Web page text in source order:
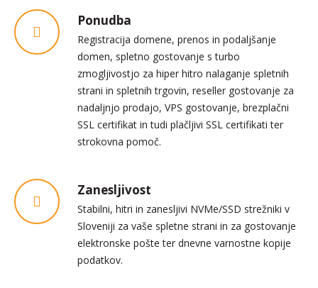
Ponudba
Registracija domene, prenos in podaljšanje
domen, spletno gostovanje s turbo
zmogljivostjo za hiper hitro nalaganje spletnih
strani in spletnih trgovin, reseller gostovanje za
nadaljnjo prodajo, VPS gostovanje, brezplačni
SSL certifikat in tudi plačljivi SSL certifikati ter
strokovna pomoč.
Zanesljivost
Stabilni, hitri in zanesljivi NVMe/SSD strežniki v
Sloveniji za vaše spletne strani in za gostovanje
elektronske pošte ter dnevne varnostne kopije
podatkov.